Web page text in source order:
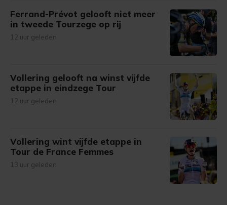
Ferrand-Prévot gelooft niet meer
in tweede Tourzege op rij
12 uur geleden
Vollering gelooft na winst vijfde
etappe in eindzege Tour
12 uur geleden
Vollering wint vijfde etappe in
Tour de France Femmes
13 uur geleden